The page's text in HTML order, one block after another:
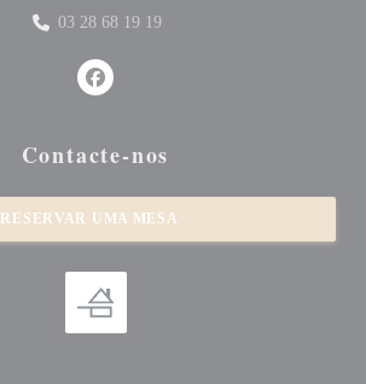
03 28 68 19 19
Facebook ((abre numa nova
Contacte-nos
RESERVAR UMA MESA